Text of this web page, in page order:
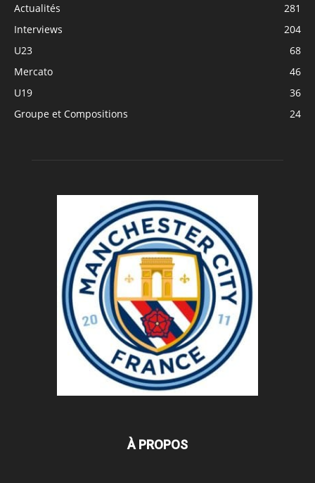
Actualités
281
Interviews
204
U23
68
Mercato
46
U19
36
Groupe et Compositions
24
À PROPOS